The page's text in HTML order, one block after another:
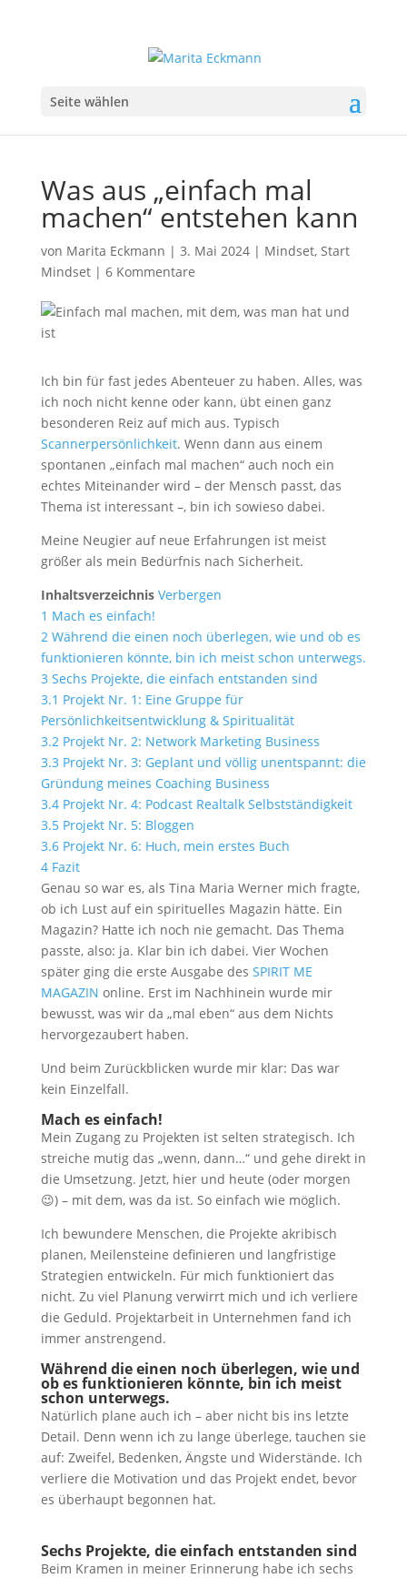
Seite wählen
Was aus „einfach mal
machen“ entstehen kann
von Marita Eckmann | 3. Mai 2024| Mindset, Start
Mindset| 6 Kommentare
Ich bin für fast jedes Abenteuer zu haben. Alles, was
ich noch nicht kenne oder kann, übt einen ganz
besonderen Reiz auf mich aus. Typisch
Scannerpersönlichkeit. Wenn dann aus einem
spontanen „einfach mal machen“ auch noch ein
echtes Miteinander wird – der Mensch passt, das
Thema ist interessant –, bin ich sowieso dabei.
Meine Neugier auf neue Erfahrungen ist meist
größer als mein Bedürfnis nach Sicherheit.
Inhaltsverzeichnis Verbergen
1 Mach es einfach!
2 Während die einen noch überlegen, wie und ob es
funktionieren könnte, bin ich meist schon unterwegs.
3 Sechs Projekte, die einfach entstanden sind
3.1 Projekt Nr. 1: Eine Gruppe für
Persönlichkeitsentwicklung & Spiritualität
3.2 Projekt Nr. 2: Network Marketing Business
3.3 Projekt Nr. 3: Geplant und völlig unentspannt: die
Gründung meines Coaching Business
3.4 Projekt Nr. 4: Podcast Realtalk Selbstständigkeit
3.5 Projekt Nr. 5: Bloggen
3.6 Projekt Nr. 6: Huch, mein erstes Buch
4 Fazit
Genau so war es, als Tina Maria Werner mich fragte,
ob ich Lust auf ein spirituelles Magazin hätte. Ein
Magazin? Hatte ich noch nie gemacht. Das Thema
passte, also: ja. Klar bin ich dabei. Vier Wochen
später ging die erste Ausgabe des SPIRIT ME
MAGAZIN online. Erst im Nachhinein wurde mir
bewusst, was wir da „mal eben“ aus dem Nichts
hervorgezaubert haben.
Und beim Zurückblicken wurde mir klar: Das war
kein Einzelfall.
Mach es einfach!
Mein Zugang zu Projekten ist selten strategisch. Ich
streiche mutig das „wenn, dann…“ und gehe direkt in
die Umsetzung. Jetzt, hier und heute (oder morgen
😉) – mit dem, was da ist. So einfach wie möglich.
Ich bewundere Menschen, die Projekte akribisch
planen, Meilensteine definieren und langfristige
Strategien entwickeln. Für mich funktioniert das
nicht. Zu viel Planung verwirrt mich und ich verliere
die Geduld. Projektarbeit in Unternehmen fand ich
immer anstrengend.
Während die einen noch überlegen, wie und
ob es funktionieren könnte, bin ich meist
schon unterwegs.
Natürlich plane auch ich – aber nicht bis ins letzte
Detail. Denn wenn ich zu lange überlege, tauchen sie
auf: Zweifel, Bedenken, Ängste und Widerstände. Ich
verliere die Motivation und das Projekt endet, bevor
es überhaupt begonnen hat.
Sechs Projekte, die einfach entstanden sind
Beim Kramen in meiner Erinnerung habe ich sechs